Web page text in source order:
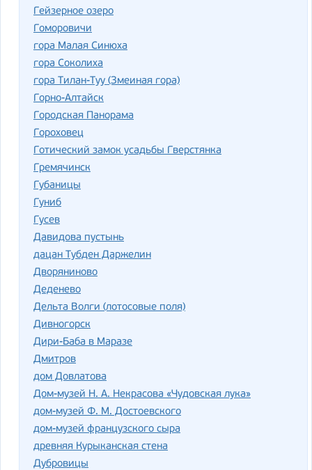
Гейзерное озеро
Гоморовичи
гора Малая Синюха
гора Соколиха
гора Тилан-Туу (Змеиная гора)
Горно-Алтайск
Городская Панорама
Гороховец
Готический замок усадьбы Гверстянка
Гремячинск
Губаницы
Гуниб
Гусев
Давидова пустынь
дацан Тубден Даржелин
Дворяниново
Деденево
Дельта Волги (лотосовые поля)
Дивногорск
Дири-Баба в Маразе
Дмитров
дом Довлатова
Дом-музей Н. А. Некрасова «Чудовская лука»
дом-музей Ф. М. Достоевского
дом-музей французского сыра
древняя Курыканская стена
Дубровицы